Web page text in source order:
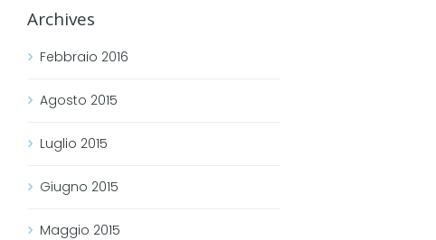
Archives
Febbraio 2016
Agosto 2015
Luglio 2015
Giugno 2015
Maggio 2015